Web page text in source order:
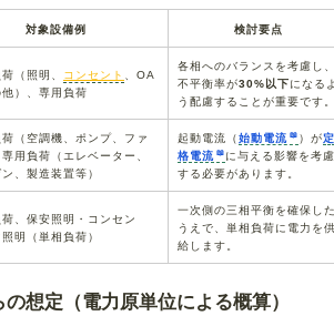
対象設備例 検討要点
（照明、 コンセント
、OA
）、専用負荷
各相へのバランスを考慮し
不平衡率が30%以下になる
う配慮することが重要です
（空調機、ポンプ、ファ
用負荷（エレベーター、
、製造装置等）
起動電流（始動電流 ）が定
格電流
に与える影響を考慮
する必要があります。
、保安照明・コンセン
明（単相負荷）
一次側の三相平衡を確保し
うえで、単相負荷に電力を
給します。
想定（電力原単位による概算）